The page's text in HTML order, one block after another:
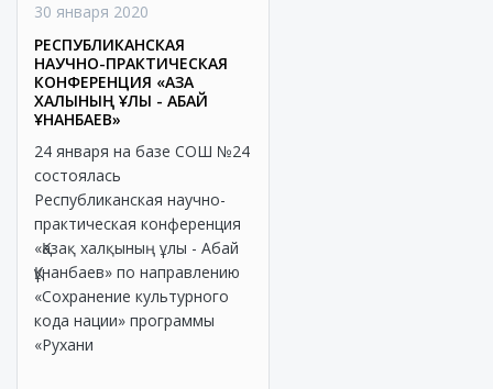
30 января 2020
РЕСПУБЛИКАНСКАЯ
НАУЧНО-ПРАКТИЧЕСКАЯ
КОНФЕРЕНЦИЯ «ҚАЗАҚ
ХАЛҚЫНЫҢ ҰЛЫ - АБАЙ
ҚҰНАНБАЕВ»
24 января на базе СОШ №24
состоялась
Республиканская научно-
практическая конференция
«Қазақ халқының ұлы - Абай
Құнанбаев» по направлению
«Сохранение культурного
кода нации» программы
«Рухани